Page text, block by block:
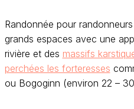
Randonnée pour
grands espaces avec une
rivière et des massifs
perchées les forteresses
ou Bogoginn (environ 22 –